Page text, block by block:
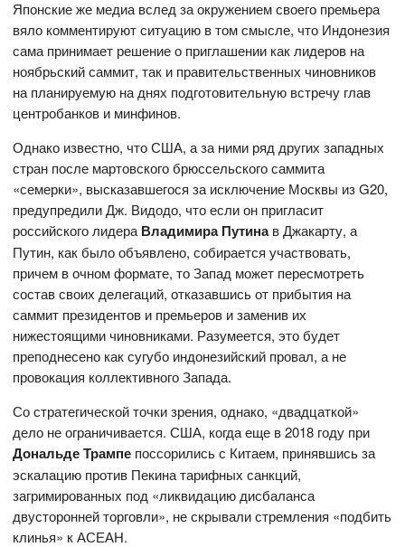
Японские же медиа вслед за окружением своего премьера
вяло комментируют ситуацию в том смысле, что Индонезия
сама принимает решение о приглашении как лидеров на
ноябрьский саммит, так и правительственных чиновников
на планируемую на днях подготовительную встречу глав
центробанков и минфинов.
Однако известно, что США, а за ними ряд других западных
стран после мартовского брюссельского саммита
«семерки», высказавшегося за исключение Москвы из G20,
предупредили Дж. Видодо, что если он пригласит
российского лидера Владимира Путинав Джакарту, а
Путин, как было объявлено, собирается участвовать,
причем в очном формате, то Запад может пересмотреть
состав своих делегаций, отказавшись от прибытия на
саммит президентов и премьеров и заменив их
нижестоящими чиновниками. Разумеется, это будет
преподнесено как сугубо индонезийский провал, а не
провокация коллективного Запада.
Со стратегической точки зрения, однако, «двадцаткой»
дело не ограничивается. США, когда еще в 2018 году при
Дональде Трампе поссорились с Китаем, принявшись за
эскалацию против Пекина тарифных санкций,
загримированных под «ликвидацию дисбаланса
двусторонней торговли», не скрывали стремления «подбить
клинья» к АСЕАН.